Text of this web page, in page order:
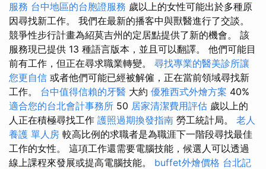
服務 台中地區的台胞證服務 歲以上的女性可能出於多種原
因尋找新工作。 我們在最新的播客中與獸醫進行了交談。
競爭性步行計畫為紹莫吉州的定居點提供了新的機會。 該
服務現已提供 13 種語言版本，並且可以翻譯。 他們可能目
前有工作，但正在尋求職業轉變。 尋找專業的醫美診所讓
您更自信 或者他們可能已經被解僱，正在當前領域尋找新
工作。 台中值得信賴的牙醫 大約 優雅西式外燴方案 40%
適合您的台北會計事務所 50 居家清潔費用評估 歲以上的
人正在積極尋找工作 護照過期換發指南 勞工統計局。 老人
養護 單人房 較高比例的求職者是為職涯下一階段尋找最佳
工作的女性。 這項工作還需要電腦技能，候選人可以透過
線上課程來發展或提高電腦技能。 buffet外燴價格 台北記